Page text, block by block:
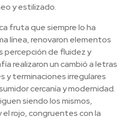
y estilizado.
fruta que siempre lo ha
línea, renovaron elementos
percepción de fluidez y
realizaron un cambió a letras
y terminaciones irregulares
cercanía y modernidad.
siendo los mismos,
el rojo, congruentes con la